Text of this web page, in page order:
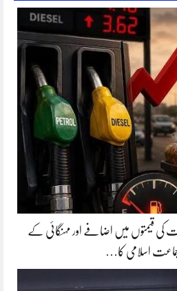
کی قیمتوں میں اضافے اور مہنگائی کے
اسلامی کا…